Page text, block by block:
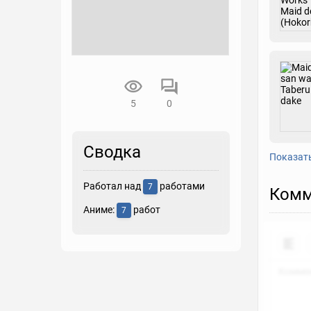
5 0
Сводка
Работал над 7 работами
Аниме: 7 работ